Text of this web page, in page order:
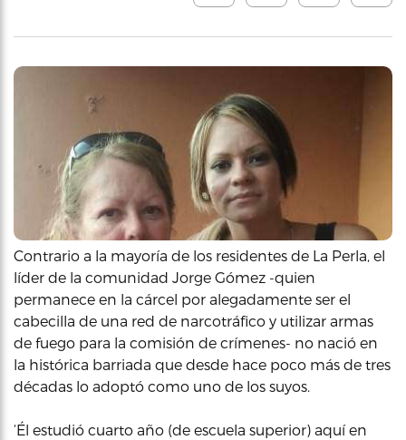
Contrario a la mayoría de los residentes de La Perla, el
líder de la comunidad Jorge Gómez -quien
permanece en la cárcel por alegadamente ser el
cabecilla de una red de narcotráfico y utilizar armas
de fuego para la comisión de crímenes- no nació en
la histórica barriada que desde hace poco más de tres
décadas lo adoptó como uno de los suyos.
‘Él estudió cuarto año (de escuela superior) aquí en